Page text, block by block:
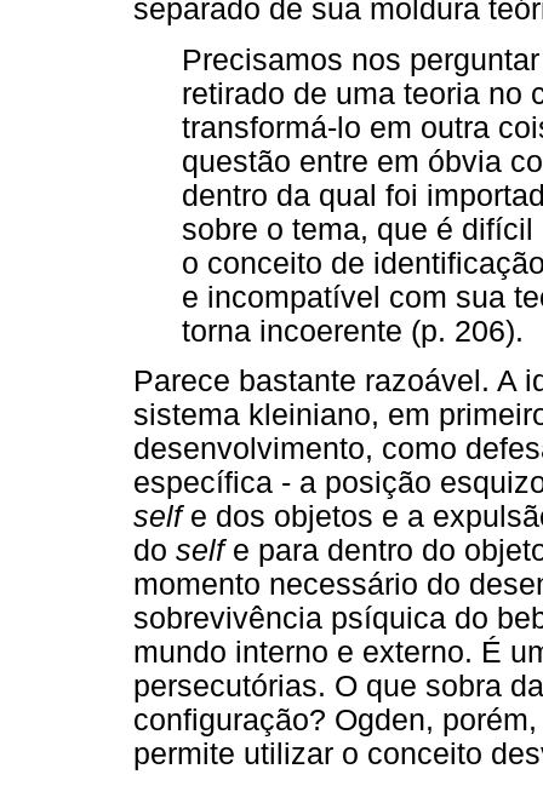
separado de sua moldura
Precisamos nos
retirado de uma teoria no
transformá-lo em outra
questão entre em óbvia
dentro da qual foi
sobre o tema, que é
o conceito de
e incompatível com sua
torna incoerente (p. 206).
Parece bastante razoável. A
sistema kleiniano, em
desenvolvimento, como
específica - a posição
selfe dos objetos e a
do selfe para dentro do
momento necessário do
sobrevivência psíquica do
mundo interno e externo. É
persecutórias. O que sobra
configuração? Ogden,
permite utilizar o conceito